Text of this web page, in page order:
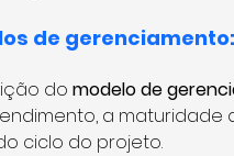
de
do modelo de
a maturidade
ciclo do projeto.